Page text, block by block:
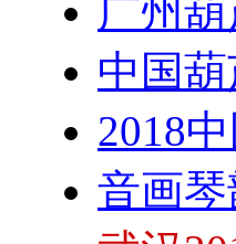
广州
中国
2018
音画